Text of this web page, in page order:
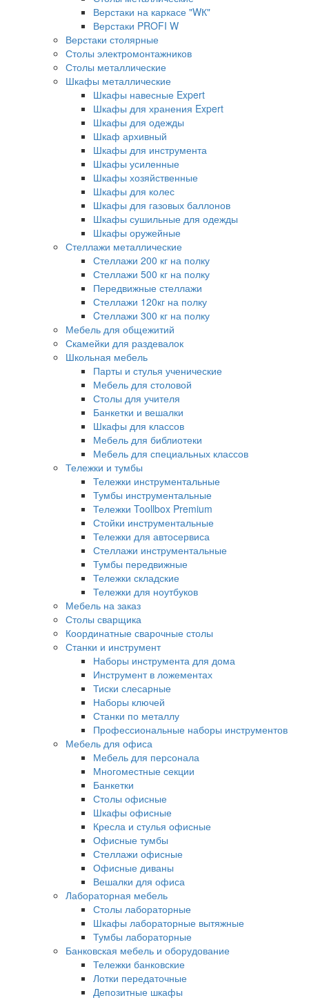
Верстаки на каркасе "WК"
Верстаки PROFI W
Верстаки столярные
Столы электромонтажников
Столы металлические
Шкафы металлические
Шкафы навесные Expert
Шкафы для хранения Expert
Шкафы для одежды
Шкаф архивный
Шкафы для инструмента
Шкафы усиленные
Шкафы хозяйственные
Шкафы для колес
Шкафы для газовых баллонов
Шкафы сушильные для одежды
Шкафы оружейные
Стеллажи металлические
Стеллажи 200 кг на полку
Стеллажи 500 кг на полку
Передвижные стеллажи
Стеллажи 120кг на полку
Cтеллажи 300 кг на полку
Мебель для общежитий
Скамейки для раздевалок
Школьная мебель
Парты и стулья ученические
Мебель для столовой
Столы для учителя
Банкетки и вешалки
Шкафы для классов
Мебель для библиотеки
Мебель для специальных классов
Тележки и тумбы
Тележки инструментальные
Тумбы инструментальные
Тележки Toollbox Premium
Стойки инструментальные
Тележки для автосервиса
Стеллажи инструментальные
Тумбы передвижные
Тележки складские
Тележки для ноутбуков
Мебель на заказ
Столы сварщика
Координатные сварочные столы
Станки и инструмент
Наборы инструмента для дома
Инструмент в ложементах
Тиски слесарные
Наборы ключей
Станки по металлу
Профессиональные наборы инструментов
Мебель для офиса
Мебель для персонала
Многоместные секции
Банкетки
Столы офисные
Шкафы офисные
Кресла и стулья офисные
Офисные тумбы
Стеллажи офисные
Офисные диваны
Вешалки для офиса
Лабораторная мебель
Столы лабораторные
Шкафы лабораторные вытяжные
Тумбы лабораторные
Банковская мебель и оборудование
Тележки банковские
Лотки передаточные
Депозитные шкафы